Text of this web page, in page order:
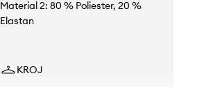
Material 2: 80 % Poliester, 20 %
Elastan
KROJ